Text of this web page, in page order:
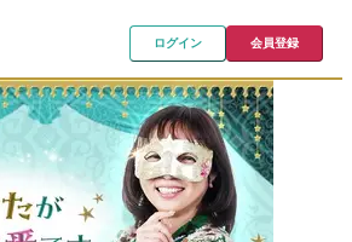
ログイン 会員登録